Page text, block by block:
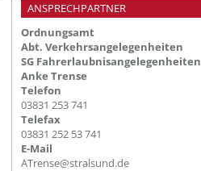
ANSPRECHPARTNER
Ordnungsamt
Abt. Verkehrsangelegenheiten
SG Fahrerlaubnisangelegenheiten
Anke Trense
Telefon
03831 253 741
Telefax
03831 252 53 741
E-Mail
ATrense@stralsund.de